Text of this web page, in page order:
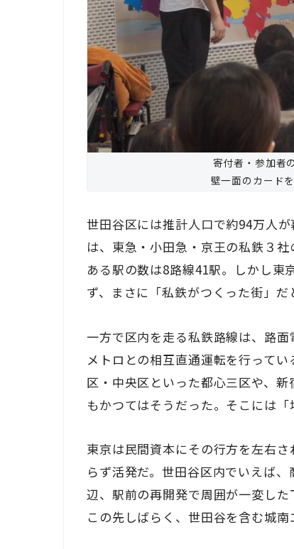
寄付者・参加者
壁一面のカード
世田谷区には推計人口で約94万人
は、東急・小田急・京王の私鉄３
ある駅の数は8路線41駅。しかし東
ず、まさに「私鉄がつくった街」だ
一方で区内を走る私鉄路線は、路
メトロとの相互直通運転を行って
区・中央区といった都心三区や、
もかつてはそうだった。そこには「
東京は民間資本にその行方を左右
らず活発だ。世田谷区内でいえば
辺、駅前の再開発で周囲が一変した
この先しばらく、世田谷を含む城